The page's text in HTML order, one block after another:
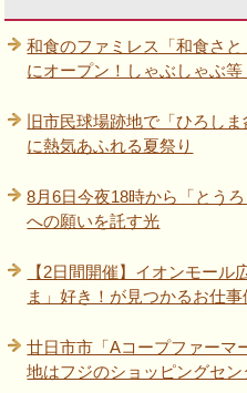
和食のファミレス「和食さ
にオープン！しゃぶしゃぶ等
旧市民球場跡地で「ひろし
に熱気あふれる夏祭り
8月6日今夜18時から「とう
への願いを託す光
【2日間開催】イオンモール
ま」好き！が見つかるお仕事
廿日市市「Aコープファーマ
地はフジのショッピングセン